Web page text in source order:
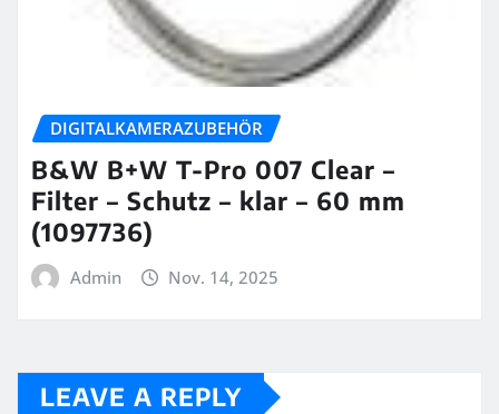
DIGITALKAMERAZUBEHÖR
B&W B+W T-Pro 007 Clear –
Filter – Schutz – klar – 60 mm
(1097736)
Admin Nov. 14, 2025
LEAVE A REPLY